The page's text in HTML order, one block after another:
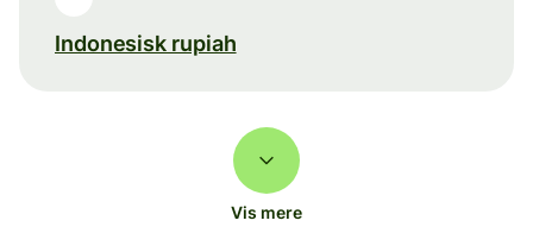
Indonesisk rupiah
Vis mere